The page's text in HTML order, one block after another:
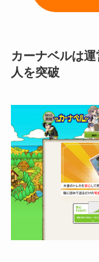
カーナベルは
人を突破